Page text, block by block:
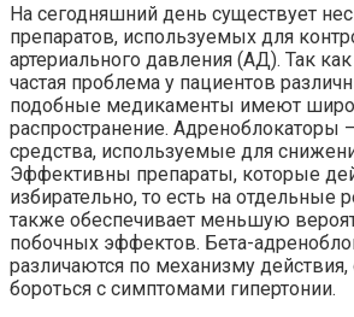
На сегодняшний день существует
препаратов, используемых для
артериального давления (АД). Так
частая проблема у пациентов
подобные медикаменты имеют
распространение. Адреноблокаторы
средства, используемые для
Эффективны препараты, которые
избирательно, то есть на отдельные
также обеспечивает меньшую
побочных эффектов. Бета-
различаются по механизму
бороться с симптомами гипертонии.